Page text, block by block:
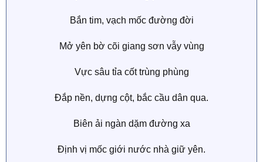
Bắn tim, vạch mốc đường đời
Mở yên bờ cõi giang sơn vẫy vùng
Vực sâu tỉa cốt trùng phùng
Đắp nền, dựng cột, bắc cầu dân qua.
Biên ải ngàn dặm đường xa
Định vị mốc giới nước nhà giữ yên.